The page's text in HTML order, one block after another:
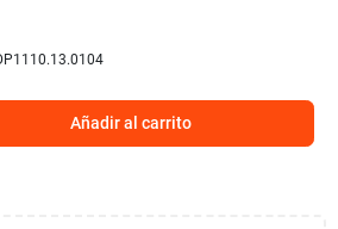
Añadir al carrito